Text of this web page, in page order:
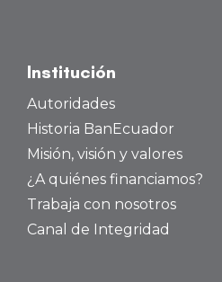
Institución
Autoridades
Historia BanEcuador
Misión, visión y valores
¿A quiénes financiamos?
Trabaja con nosotros
Canal de Integridad